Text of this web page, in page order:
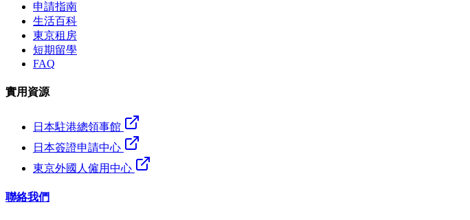
申請指南
生活百科
東京租房
短期留學
FAQ
實用資源
日本駐港總領事館
日本簽證申請中心
東京外國人僱用中心
聯絡我們